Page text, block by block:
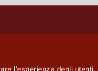
l’esperienza degli utenti,